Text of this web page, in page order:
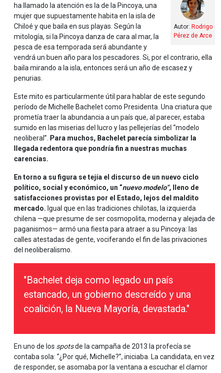
Autor: Rodrigo
Pérez de Arce
ha llamado la atención es la de la Pincoya, una
mujer que supuestamente habita en la isla de
Chiloé y que baila en sus playas. Según la
mitología, si la Pincoya danza de cara al mar, la
pesca de esa temporada será abundante y
vendrá un buen año para los pescadores. Si, por el contrario, ella
baila mirando a la isla, entonces será un año de escasez y
penurias.
Este mito es particularmente útil para hablar de este segundo
período de Michelle Bachelet como Presidenta. Una criatura que
prometía traer la abundancia a un país que, al parecer, estaba
sumido en las miserias del lucro y las pellejerías del “modelo
neoliberal”.
Para muchos, Bachelet parecía simbolizar la
llegada redentora que pondría fin a nuestras muchas
carencias.
En torno a su figura se tejía el discurso de un nuevo ciclo
político, social y económico, un “nuevo modelo”, lleno de
satisfacciones provistas por el Estado, lejos del maldito
mercado. Igual que en las tradiciones chilotas, la izquierda
chilena —que presume de ser cosmopolita, moderna y alejada de
paganismos— armó una fiesta para atraer a su Pincoya: las
calles atestadas de gente, vociferando el fin de las privaciones
del neoliberalismo.
"Bachelet deja como legado un país
estancado, un gobierno descreído y una
coalición, la Nueva Mayoría, devastada."
En uno de los spotsde la campaña de 2013 la profecía se
contaba sola: “¿Por qué, Michelle?”, iniciaba. La candidata, en vez
de responder, se asomaba por la ventana a escuchar el clamor